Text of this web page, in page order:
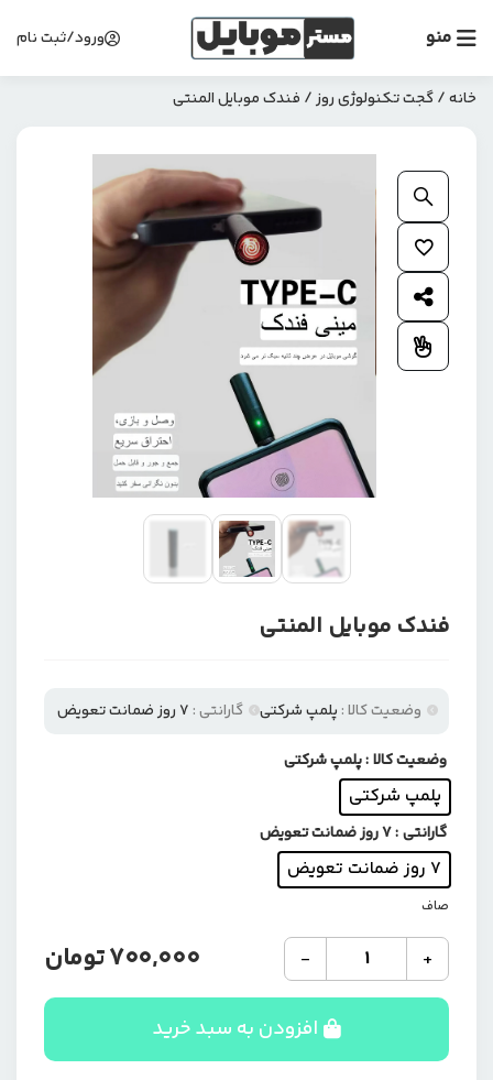
منو ورود/ثبت نام
خانه/گجت تکنولوژی روز/ فندک موبایل المنتی
فندک موبایل المنتی
وضعیت کالا : پلمپ شرکتی گارانتی : 7 روز ضمانت تعویض
وضعیت کالا: پلمپ شرکتی
پلمپ شرکتی
گارانتی: 7 روز ضمانت تعویض
7 روز ضمانت تعویض
صاف
+
فندک
موبایل
المنتی
-
700,000تومان
افزودن به سبد خرید
بزرگنمایی محصول
افزودن به علاقمندی ها
اشتراک گذاری محصول
افزودن به مقایسه